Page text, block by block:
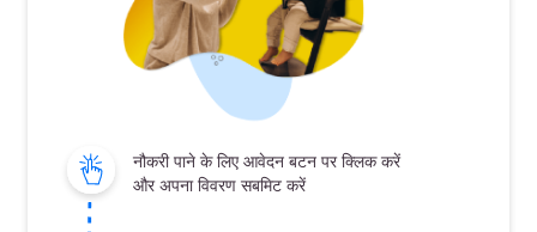
नौकरी पाने के लिए आवेदन बटन पर क्लिक करें
और अपना विवरण सबमिट करें